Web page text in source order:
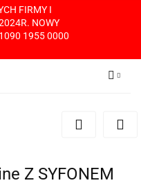
FIRMY I
NOWY
1955 0000
Zarejestruj się
Z SYFONEM